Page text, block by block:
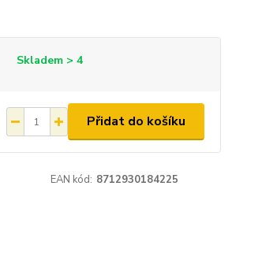
Skladem > 4
Přidat do košíku
EAN kód: 8712930184225